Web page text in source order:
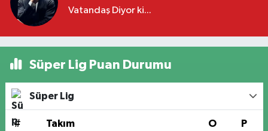
Vatandaş Diyor ki...
Süper Lig Puan Durumu
Süper Lig
# Takım O P